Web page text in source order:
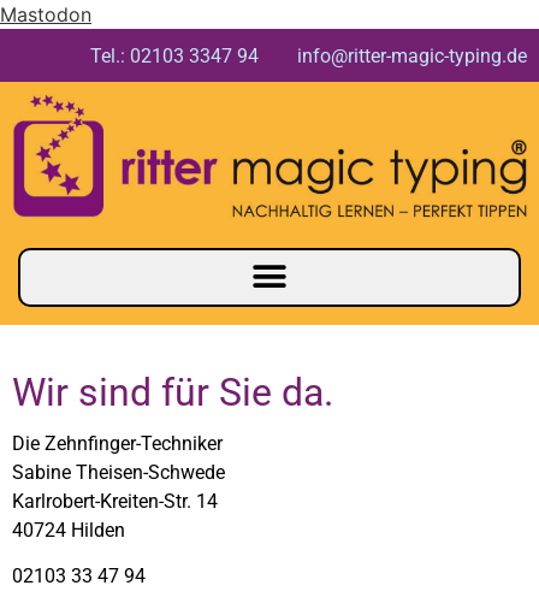
Mastodon
Tel.: 02103 3347 94 info@ritter-magic-typing.de
Wir sind für Sie da.
Die Zehnfinger-Techniker
Sabine Theisen-Schwede
Karlrobert-Kreiten-Str. 14
40724 Hilden
02103 33 47 94